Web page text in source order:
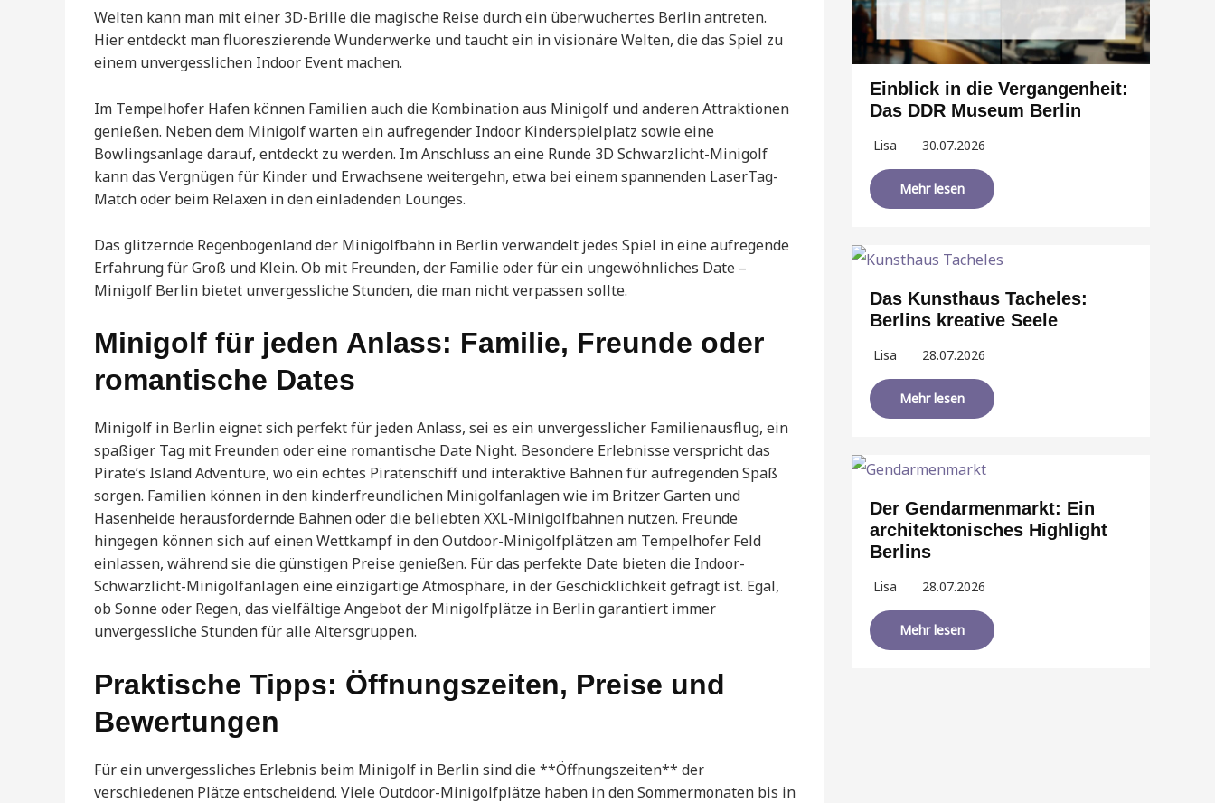
Welten kann man mit einer 3D-Brille die magische Reise durch ein überwuchertes Berlin antreten.
Hier entdeckt man fluoreszierende Wunderwerke und taucht ein in visionäre Welten, die das Spiel zu
einem unvergesslichen Indoor Event machen.
Im Tempelhofer Hafen können Familien auch die Kombination aus Minigolf und anderen Attraktionen
genießen. Neben dem Minigolf warten ein aufregender Indoor Kinderspielplatz sowie eine
Bowlingsanlage darauf, entdeckt zu werden. Im Anschluss an eine Runde 3D Schwarzlicht-Minigolf
kann das Vergnügen für Kinder und Erwachsene weitergehn, etwa bei einem spannenden LaserTag-
Match oder beim Relaxen in den einladenden Lounges.
Das glitzernde Regenbogenland der Minigolfbahn in Berlin verwandelt jedes Spiel in eine aufregende
Erfahrung für Groß und Klein. Ob mit Freunden, der Familie oder für ein ungewöhnliches Date –
Minigolf Berlin bietet unvergessliche Stunden, die man nicht verpassen sollte.
Minigolf für jeden Anlass: Familie, Freunde oder
romantische Dates
Minigolf in Berlin eignet sich perfekt für jeden Anlass, sei es ein unvergesslicher Familienausflug, ein
spaßiger Tag mit Freunden oder eine romantische Date Night. Besondere Erlebnisse verspricht das
Pirate’s Island Adventure, wo ein echtes Piratenschiff und interaktive Bahnen für aufregenden Spaß
sorgen. Familien können in den kinderfreundlichen Minigolfanlagen wie im Britzer Garten und
Hasenheide herausfordernde Bahnen oder die beliebten XXL-Minigolfbahnen nutzen. Freunde
hingegen können sich auf einen Wettkampf in den Outdoor-Minigolfplätzen am Tempelhofer Feld
einlassen, während sie die günstigen Preise genießen. Für das perfekte Date bieten die Indoor-
Schwarzlicht-Minigolfanlagen eine einzigartige Atmosphäre, in der Geschicklichkeit gefragt ist. Egal,
ob Sonne oder Regen, das vielfältige Angebot der Minigolfplätze in Berlin garantiert immer
unvergessliche Stunden für alle Altersgruppen.
Praktische Tipps: Öffnungszeiten, Preise und
Bewertungen
Für ein unvergessliches Erlebnis beim Minigolf in Berlin sind die **Öffnungszeiten** der
verschiedenen Plätze entscheidend. Viele Outdoor-Minigolfplätze haben in den Sommermonaten bis in
Einblick in die Vergangenheit:
Das DDR Museum Berlin
Lisa 30.07.2026
Mehr lesen
Das Kunsthaus Tacheles:
Berlins kreative Seele
Lisa 28.07.2026
Mehr lesen
Der Gendarmenmarkt: Ein
architektonisches Highlight
Berlins
Lisa 28.07.2026
Mehr lesen